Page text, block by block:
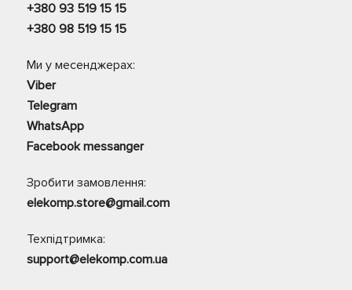
+380 93 519 15 15
+380 98 519 15 15
Ми у месенджерах:
Viber
Telegram
WhatsApp
Facebook messanger
Зробити замовлення:
elekomp.store@gmail.com
Техпідтримка:
support@elekomp.com.ua